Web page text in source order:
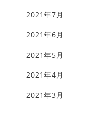
2021年7月
2021年6月
2021年5月
2021年4月
2021年3月